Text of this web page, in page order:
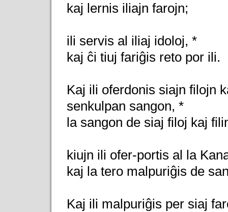
kaj lernis iliajn farojn;
ili servis al iliaj idoloj, *
kaj ĉi tiuj fariĝis reto por ili.
Kaj ili oferdonis siajn filojn
senkulpan sangon, *
la sangon de siaj filoj kaj
kiujn ili ofer-portis al la
kaj la tero malpuriĝis de
Kaj ili malpuriĝis per siaj